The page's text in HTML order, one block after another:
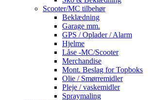
Scooter/MC tilbehør
Beklædning
Garage mm.
GPS / Oplader / Alarm
Hjelme
Låse -MC/Scooter
Merchandise
Mont. Beslag for Topboks
Olie / Smørremidler
Pleje / vaskemidler
Spraymaling